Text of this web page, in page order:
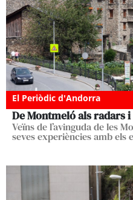
El Periòdic d'Andorra
De Montmeló als radars i
Veïns de l’avinguda de les
seves experiències amb els